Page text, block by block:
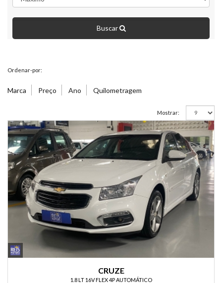
Buscar
Ordenar-por:
Marca Preço Ano Quilometragem
Mostrar:
CRUZE
1.8 LT 16V FLEX 4P AUTOMÁTICO